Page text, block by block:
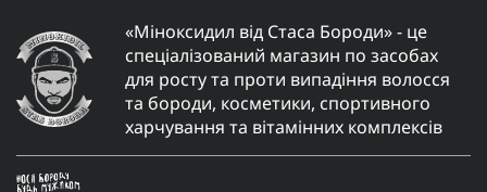
«Міноксидил від Стаса Бороди» - це
спеціалізований магазин по засобах
для росту та проти випадіння волосся
та бороди, косметики, спортивного
харчування та вітамінних комплексів